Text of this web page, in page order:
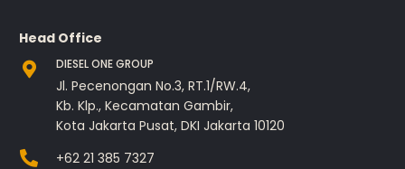
Head Office
DIESEL ONE GROUP
Jl. Pecenongan No.3, RT.1/RW.4,
Kb. Klp., Kecamatan Gambir,
Kota Jakarta Pusat, DKI Jakarta 10120
+62 21 385 7327